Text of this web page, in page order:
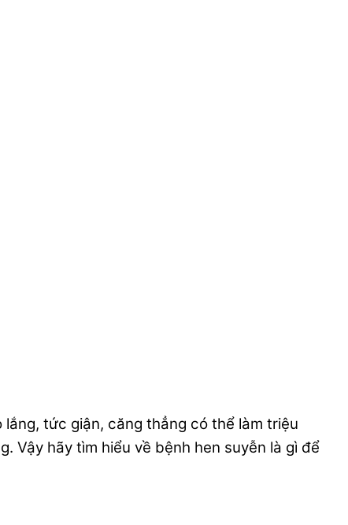
tức giận, căng thẳng có thể làm triệu
Vậy hãy tìm hiểu về bệnh hen suyễn là gì để